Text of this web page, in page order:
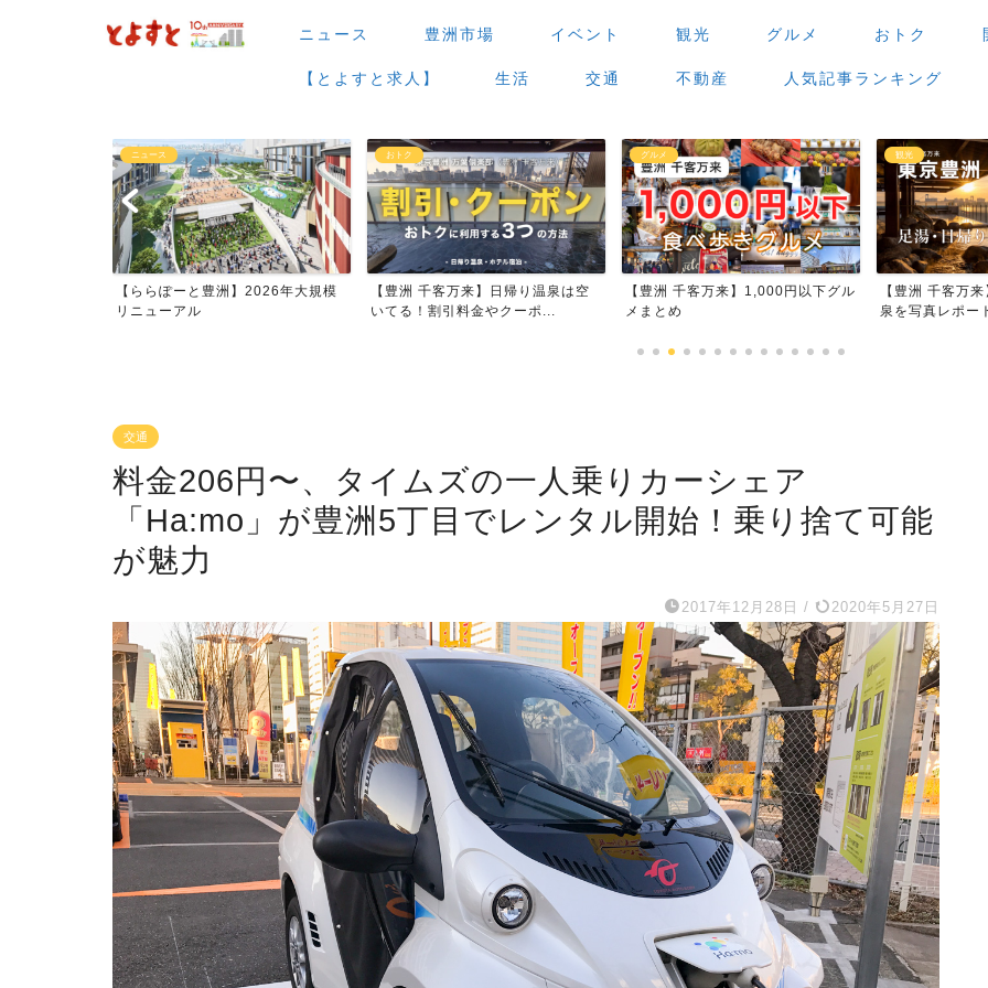
ニュース 豊洲市場 イベント 観光 グルメ おトク
【とよすと求人】 生活 交通 不動産 人気記事ランキング
おトク
【豊洲 千客万来】日帰り温泉は空
いてる！割引料金やクーポ...
グルメ
【豊洲 千客万来】1,000円以下グル
メまとめ
観光
【豊洲 千客万来】足湯・日帰り温
泉を写真レポート
グルメ
【豊洲 千客万
場」で食べ歩き
交通
料金206円〜、タイムズの一人乗りカーシェア
「Ha:mo」が豊洲5丁目でレンタル開始！乗り捨て可能
が魅力
2017年12月28日 / 2020年5月27日